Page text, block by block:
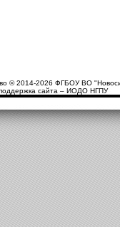
© 2014-2026 ФГБОУ ВО
сайта – ИОДО НГПУ